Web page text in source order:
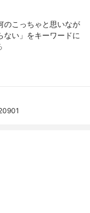
のこっちゃと思いなが
ない」をキーワードに